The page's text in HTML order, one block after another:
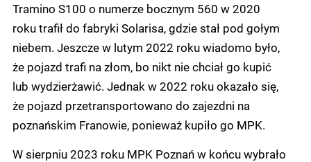
Tramino S100 o numerze bocznym 560 w 2020
roku trafił do fabryki Solarisa, gdzie stał pod gołym
niebem. Jeszcze w lutym 2022 roku wiadomo było,
że pojazd trafi na złom, bo nikt nie chciał go kupić
lub wydzierżawić. Jednak w 2022 roku okazało się,
że pojazd przetransportowano do zajezdni na
poznańskim Franowie, ponieważ kupiło go MPK.
W sierpniu 2023 roku MPK Poznań w końcu wybrało